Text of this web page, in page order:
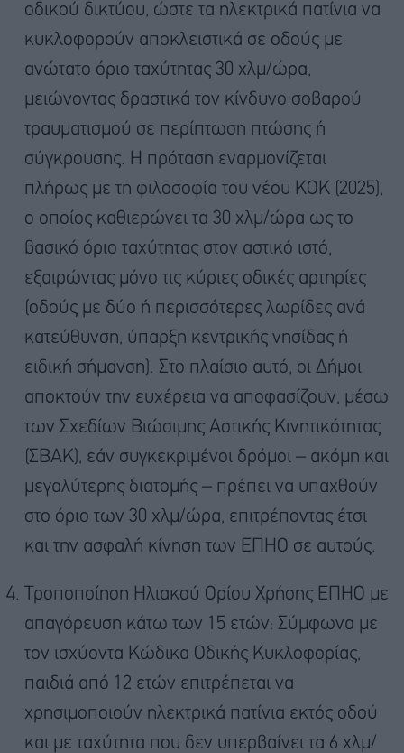
οδικού δικτύου, ώστε τα ηλεκτρικά πατίνια να
κυκλοφορούν αποκλειστικά σε οδούς με
ανώτατο όριο ταχύτητας 30 χλμ/ώρα,
μειώνοντας δραστικά τον κίνδυνο σοβαρού
τραυματισμού σε περίπτωση πτώσης ή
σύγκρουσης. Η πρόταση εναρμονίζεται
πλήρως με τη φιλοσοφία του νέου ΚΟΚ (2025),
ο οποίος καθιερώνει τα 30 χλμ/ώρα ως το
βασικό όριο ταχύτητας στον αστικό ιστό,
εξαιρώντας μόνο τις κύριες οδικές αρτηρίες
(οδούς με δύο ή περισσότερες λωρίδες ανά
κατεύθυνση, ύπαρξη κεντρικής νησίδας ή
ειδική σήμανση). Στο πλαίσιο αυτό, οι Δήμοι
αποκτούν την ευχέρεια να αποφασίζουν, μέσω
των Σχεδίων Βιώσιμης Αστικής Κινητικότητας
(ΣΒΑΚ), εάν συγκεκριμένοι δρόμοι – ακόμη και
μεγαλύτερης διατομής – πρέπει να υπαχθούν
στο όριο των 30 χλμ/ώρα, επιτρέποντας έτσι
και την ασφαλή κίνηση των ΕΠΗΟ σε αυτούς.
Τροποποίηση Ηλιακού Ορίου Χρήσης ΕΠΗΟ με
απαγόρευση κάτω των 15 ετών: Σύμφωνα με
τον ισχύοντα Κώδικα Οδικής Κυκλοφορίας,
παιδιά από 12 ετών επιτρέπεται να
χρησιμοποιούν ηλεκτρικά πατίνια εκτός οδού
και με ταχύτητα που δεν υπερβαίνει τα 6 χλμ/